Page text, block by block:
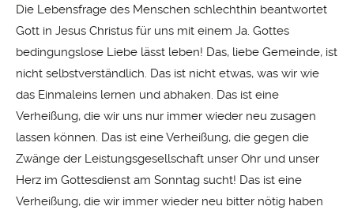
Die Lebensfrage des Menschen schlechthin beantwortet
Gott in Jesus Christus für uns mit einem Ja. Gottes
bedingungslose Liebe lässt leben! Das, liebe Gemeinde, ist
nicht selbstverständlich. Das ist nicht etwas, was wir wie
das Einmaleins lernen und abhaken. Das ist eine
Verheißung, die wir uns nur immer wieder neu zusagen
lassen können. Das ist eine Verheißung, die gegen die
Zwänge der Leistungsgesellschaft unser Ohr und unser
Herz im Gottesdienst am Sonntag sucht! Das ist eine
Verheißung, die wir immer wieder neu bitter nötig haben